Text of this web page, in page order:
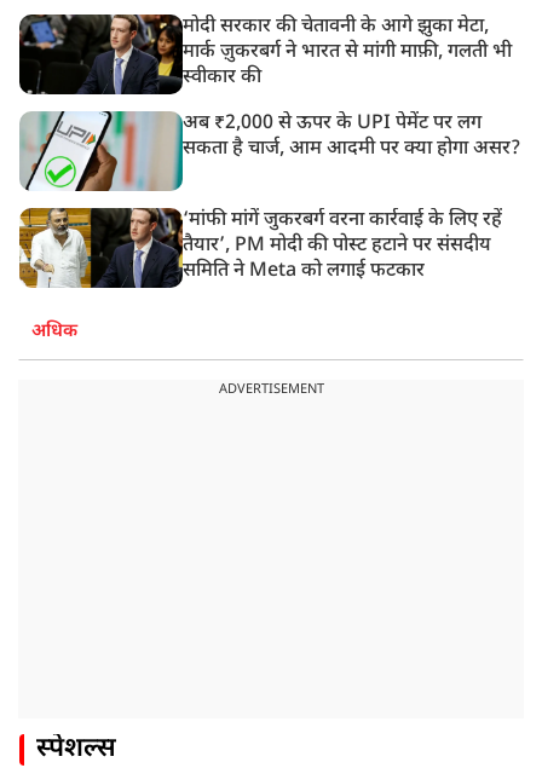
मोदी सरकार की चेतावनी के आगे झुका मेटा,
मार्क ज़ुकरबर्ग ने भारत से मांगी माफ़ी, गलती भी
स्वीकार की
अब ₹2,000 से ऊपर के UPI पेमेंट पर लग
सकता है चार्ज, आम आदमी पर क्या होगा असर?
‘मांफी मांगें जुकरबर्ग वरना कार्रवाई के लिए रहें
तैयार’, PM मोदी की पोस्ट हटाने पर संसदीय
समिति ने Meta को लगाई फटकार
अधिक
ADVERTISEMENT
स्पेशल्स